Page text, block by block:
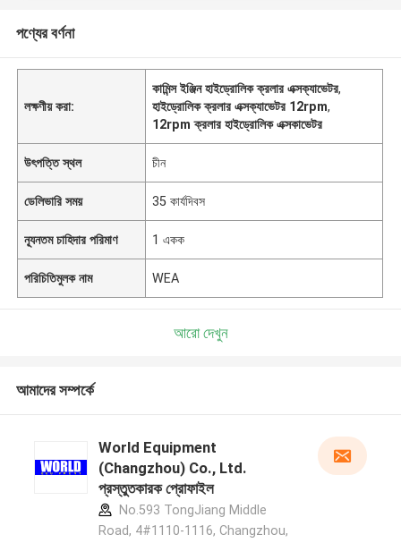
পণ্যের বর্ণনা
লক্ষণীয় করা:
কামিন্স ইঞ্জিন হাইড্রোলিক ক্রলার এক্সক্যাভেটর,
হাইড্রোলিক ক্রলার এক্সক্যাভেটর 12rpm,
12rpm ক্রলার হাইড্রোলিক এক্সকাভেটর
উৎপত্তি স্থল চীন
ডেলিভারি সময় 35 কার্যদিবস
ন্যূনতম চাহিদার পরিমাণ 1 একক
পরিচিতিমুলক নাম WEA
আরো দেখুন
আমাদের সম্পর্কে
World Equipment
(Changzhou) Co., Ltd.
প্রস্তুতকারক প্রোফাইল
No.593 TongJiang Middle
Road, 4#1110-1116, Changzhou,